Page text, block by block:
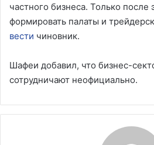
частного бизнеса. Только после
формировать палаты и
вести чиновник.
Шафеи добавил, что бизнес-
сотрудничают неофициально.